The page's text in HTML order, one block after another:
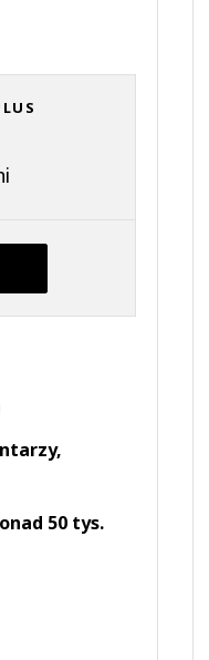
50 tys.